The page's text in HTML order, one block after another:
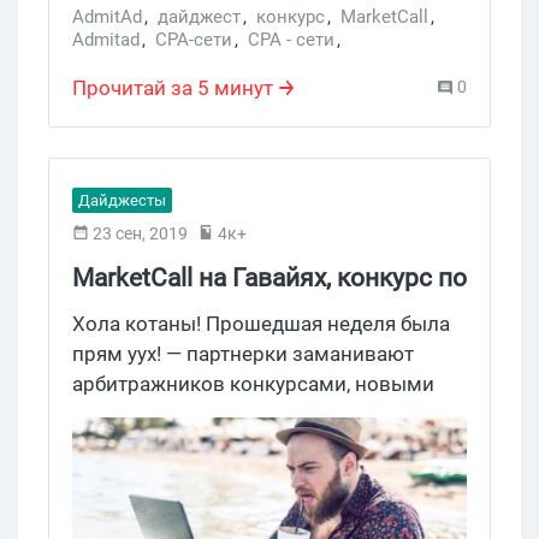
AdmitAd, дайджест, конкурс, MarketCall
,
Admitad, CPA-сети, CPA - сети,
конкурс с призами,PropellerAds
Прочитай за 5 минут 0
Дайджесты
23 сен, 2019 4к+
MarketCall на Гавайях, конкурс по
финансовым офферам от
CPAHub и пиво Алексеича:
новости CPA
Хола котаны! Прошедшая неделя была
прям уух! — партнерки заманивают
арбитражников конкурсами, новыми
гаджетами и деньжищами. Тройка
огненных конференций уже на подходе,
и не планируйте ничего на сегодняшний
вечер — в 18:30 загляните в MarketCall,
где Александр Дужников и Алексей